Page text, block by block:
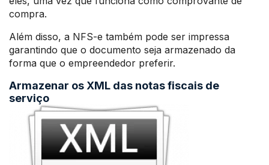
compra.
Além disso, a NFS-e também pode ser impressa
garantindo que o documento seja armazenado da
forma que o empreendedor preferir.
Armazenar os XML das notas fiscais de
serviço